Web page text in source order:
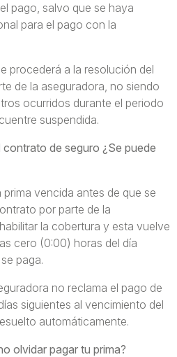
pago, salvo que se haya
para el pago con la
procederá a la resolución del
de la aseguradora, no siendo
ocurridos durante el periodo
suspendida.
de seguro ¿Se puede
vencida antes de que se
por parte de la
la cobertura y esta vuelve
cero (0:00) horas del día
paga.
no reclama el pago de
siguientes al vencimiento del
automáticamente.
olvidar pagar tu prima?